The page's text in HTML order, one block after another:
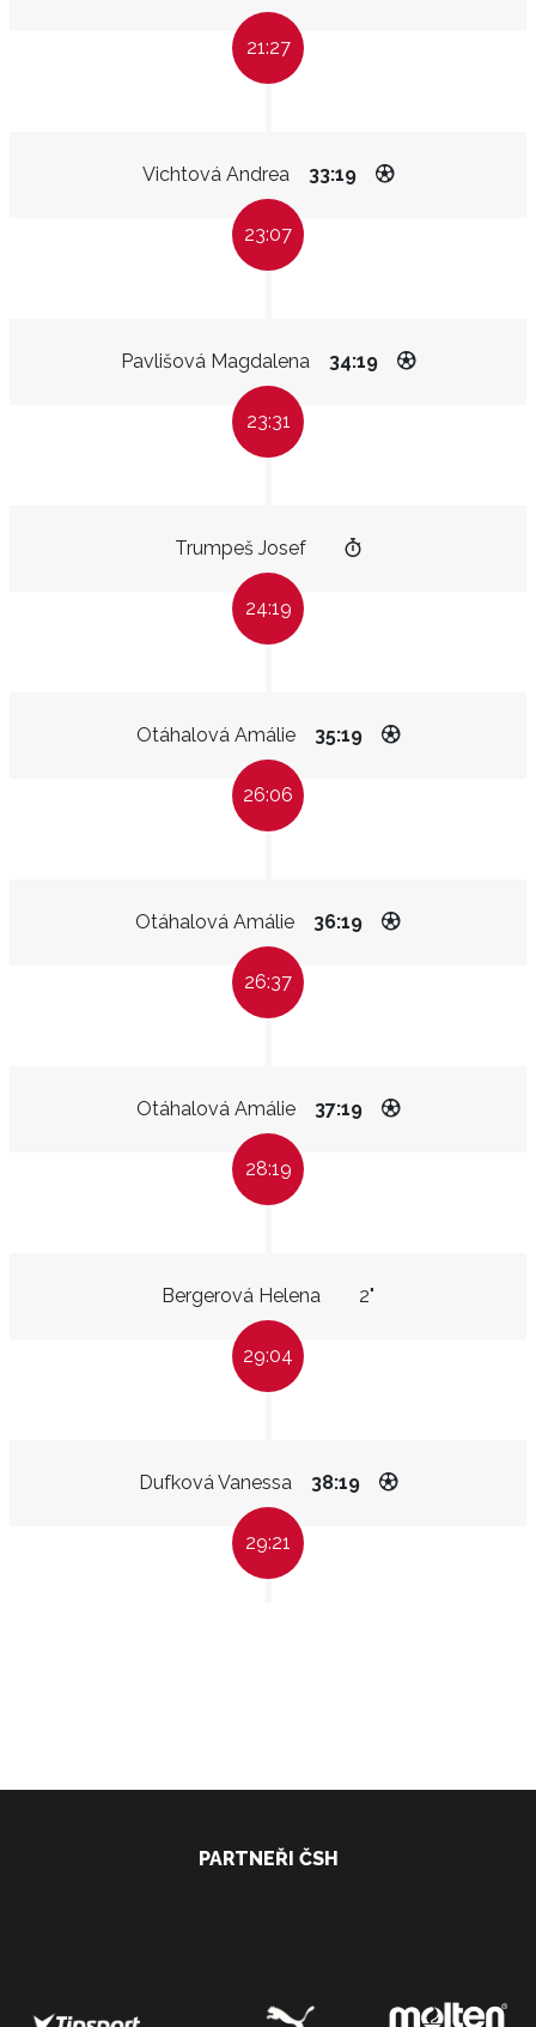
21:27
Vichtová Andrea 33:19
23:07
Pavlišová Magdalena 34:19
23:31
Trumpeš Josef
24:19
Otáhalová Amálie 35:19
26:06
Otáhalová Amálie 36:19
26:37
Otáhalová Amálie 37:19
28:19
Bergerová Helena 2"
29:04
Dufková Vanessa 38:19
29:21
PARTNEŘI ČSH